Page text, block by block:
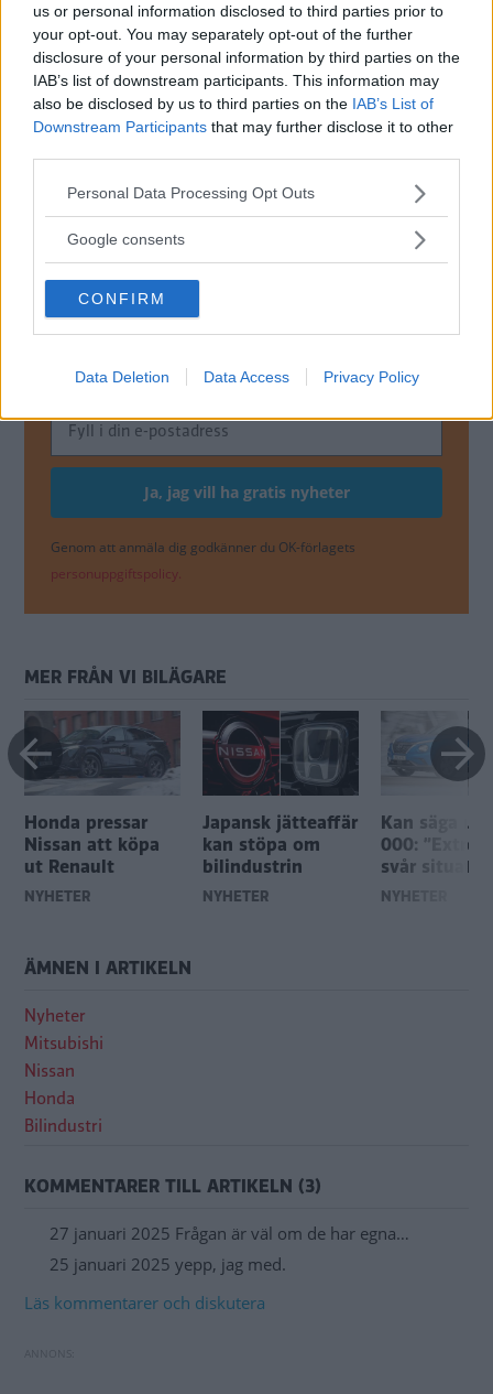
us or personal information disclosed to third parties prior to
your opt-out. You may separately opt-out of the further
disclosure of your personal information by third parties on the
IAB’s list of downstream participants. This information may
also be disclosed by us to third parties on the IAB’s List of
Downstream Participants that may further disclose it to other
Please note that this website/app uses one or more Google
not limited to your visit or usage behaviour. You may click to
use your data for below specified purposes in below Google
consent section.
Personal Data Processing Opt Outs
Google consents
CONFIRM
Data Deletion Data Access Privacy Policy
Enligt anonyma källor har dock ännu inga formella beslut
fattats. Nissan är för närvarande Mitsubishis största
aktieägare. Ett officiellt besked kan komma i början av
februari, då Mitsubishi presenterar sin kvartalsrapport.
fordon per år globalt. Det nya holdingbolaget kan dock
komma att äga en andel i Mitsubishi.
MISSA INTE KOMMANDE ARTIKLAR OM
Få vårt nyhetsbrev utan kostnad
Genom att anmäla dig godkänner du OK-förlagets
personuppgiftspolicy.
MER FRÅN VI BILÄGARE
Honda pressar
Nissan att köpa
ut Renault
NYHETER
Japansk jätteaffär
kan stöpa om
bilindustrin
NYHETER
Kan säga
000:
svår
NYHETER
ÄMNEN I ARTIKELN
Nyheter
Mitsubishi
Nissan
Honda
Bilindustri
KOMMENTARER TILL ARTIKELN (3)
27 januari 2025 Frågan är väl om de har egna…
25 januari 2025 yepp, jag med.
Läs kommentarer och diskutera